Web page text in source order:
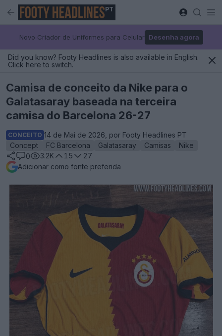
PT
Novo Criador de Uniformes para Celular Desenha agora
Did you know? Footy Headlines is also available in English.
Click here to switch.
Camisa de conceito da Nike para o
Galatasaray baseada na terceira
camisa do Barcelona 26-27
CONCEITO 14 de Mai de 2026, por Footy Headlines PT
Concept
FC Barcelona Galatasaray Camisas
Nike
0
3.2K 15
27
Adicionar como fonte preferida